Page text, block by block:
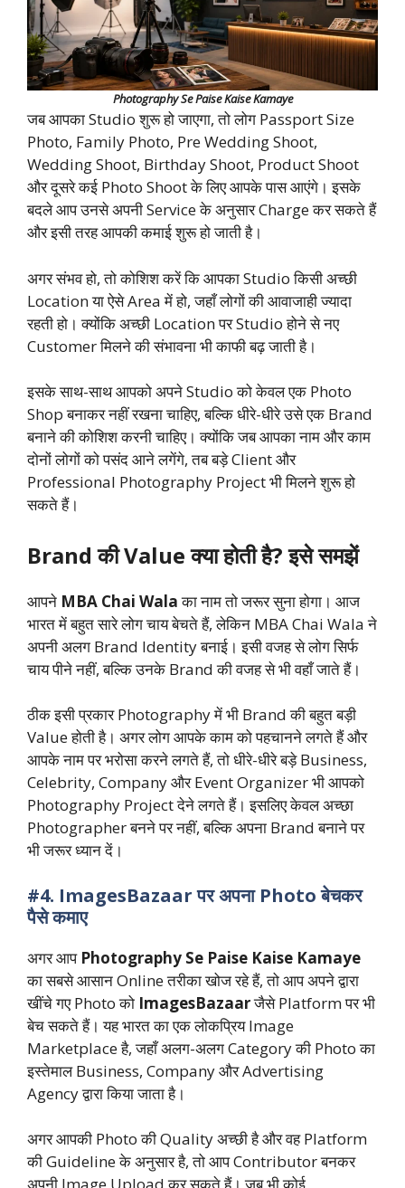
Photography Se Paise Kaise Kamaye
जब आपका Studio शुरू हो जाएगा, तो लोग Passport Size
Photo, Family Photo, Pre Wedding Shoot,
Wedding Shoot, Birthday Shoot, Product Shoot
और दूसरे कई Photo Shoot के लिए आपके पास आएंगे। इसके
बदले आप उनसे अपनी Service के अनुसार Charge कर सकते हैं
और इसी तरह आपकी कमाई शुरू हो जाती है।
अगर संभव हो, तो कोशिश करें कि आपका Studio किसी अच्छी
Location या ऐसे Area में हो, जहाँ लोगों की आवाजाही ज्यादा
रहती हो। क्योंकि अच्छी Location पर Studio होने से नए
Customer मिलने की संभावना भी काफी बढ़ जाती है।
इसके साथ-साथ आपको अपने Studio को केवल एक Photo
Shop बनाकर नहीं रखना चाहिए, बल्कि धीरे-धीरे उसे एक Brand
बनाने की कोशिश करनी चाहिए। क्योंकि जब आपका नाम और काम
दोनों लोगों को पसंद आने लगेंगे, तब बड़े Client और
Professional Photography Project भी मिलने शुरू हो
सकते हैं।
Brand की Value क्या होती है? इसे समझें
आपने MBA Chai Walaका नाम तो जरूर सुना होगा। आज
भारत में बहुत सारे लोग चाय बेचते हैं, लेकिन MBA Chai Wala ने
अपनी अलग Brand Identity बनाई। इसी वजह से लोग सिर्फ
चाय पीने नहीं, बल्कि उनके Brand की वजह से भी वहाँ जाते हैं।
ठीक इसी प्रकार Photography में भी Brand की बहुत बड़ी
Value होती है। अगर लोग आपके काम को पहचानने लगते हैं और
आपके नाम पर भरोसा करने लगते हैं, तो धीरे-धीरे बड़े Business,
Celebrity, Company और Event Organizer भी आपको
Photography Project देने लगते हैं। इसलिए केवल अच्छा
Photographer बनने पर नहीं, बल्कि अपना Brand बनाने पर
भी जरूर ध्यान दें।
#4. ImagesBazaar पर अपना Photo बेचकर
पैसे कमाए
अगर आप Photography Se Paise Kaise Kamaye
का सबसे आसान Online तरीका खोज रहे हैं, तो आप अपने द्वारा
खींचे गए Photo को ImagesBazaarजैसे Platform पर भी
बेच सकते हैं। यह भारत का एक लोकप्रिय Image
Marketplace है, जहाँ अलग-अलग Category की Photo का
इस्तेमाल Business, Company और Advertising
Agency द्वारा किया जाता है।
अगर आपकी Photo की Quality अच्छी है और वह Platform
की Guideline के अनुसार है, तो आप Contributor बनकर